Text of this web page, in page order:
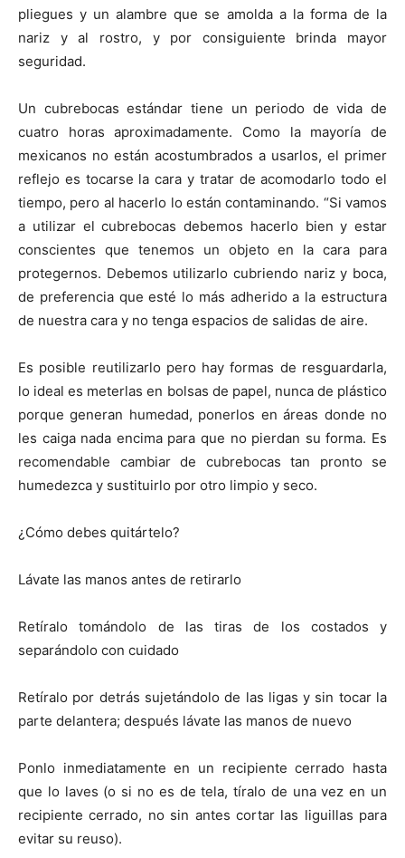
pliegues y un alambre que se amolda a la forma de la
nariz y al rostro, y por consiguiente brinda mayor
seguridad.
Un cubrebocas estándar tiene un periodo de vida de
cuatro horas aproximadamente. Como la mayoría de
mexicanos no están acostumbrados a usarlos, el primer
reflejo es tocarse la cara y tratar de acomodarlo todo el
tiempo, pero al hacerlo lo están contaminando. “Si vamos
a utilizar el cubrebocas debemos hacerlo bien y estar
conscientes que tenemos un objeto en la cara para
protegernos. Debemos utilizarlo cubriendo nariz y boca,
de preferencia que esté lo más adherido a la estructura
de nuestra cara y no tenga espacios de salidas de aire.
Es posible reutilizarlo pero hay formas de resguardarla,
lo ideal es meterlas en bolsas de papel, nunca de plástico
porque generan humedad, ponerlos en áreas donde no
les caiga nada encima para que no pierdan su forma. Es
recomendable cambiar de cubrebocas tan pronto se
humedezca y sustituirlo por otro limpio y seco.
¿Cómo debes quitártelo?
Lávate las manos antes de retirarlo
Retíralo tomándolo de las tiras de los costados y
separándolo con cuidado
Retíralo por detrás sujetándolo de las ligas y sin tocar la
parte delantera; después lávate las manos de nuevo
Ponlo inmediatamente en un recipiente cerrado hasta
que lo laves (o si no es de tela, tíralo de una vez en un
recipiente cerrado, no sin antes cortar las liguillas para
evitar su reuso).